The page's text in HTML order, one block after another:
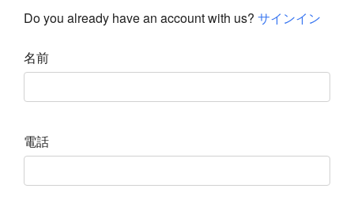
Do you already have an account with us? サインイン
名前
電話